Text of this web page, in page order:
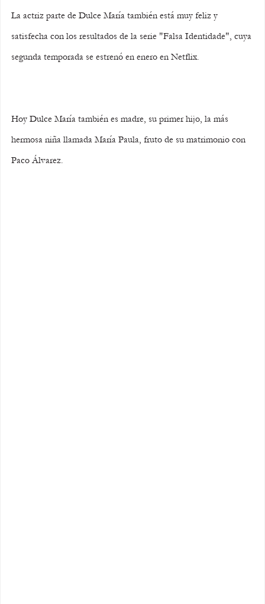
La actriz parte de Dulce María también está muy feliz y
satisfecha con los resultados de la serie "Falsa Identidade", cuya
segunda temporada se estrenó en enero en Netflix.
Hoy Dulce María también es madre, su primer hijo, la más
hermosa niña llamada María Paula, fruto de su matrimonio con
Paco Álvarez.